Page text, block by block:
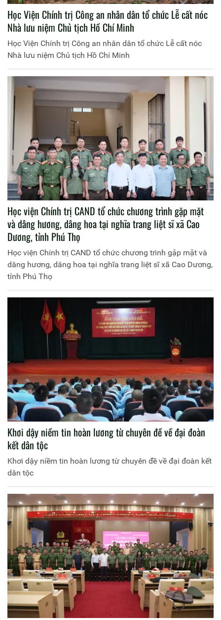
Học Viện Chính trị Công an nhân dân tổ chức Lễ cất nóc
Nhà lưu niệm Chủ tịch Hồ Chí Minh
Học Viện Chính trị Công an nhân dân tổ chức Lễ cất nóc
Nhà lưu niệm Chủ tịch Hồ Chí Minh
Học viện Chính trị CAND tổ chức chương trình gặp mặt
và dâng hương, dâng hoa tại nghĩa trang liệt sĩ xã Cao
Dương, tỉnh Phú Thọ
Học viện Chính trị CAND tổ chức chương trình gặp mặt và
dâng hương, dâng hoa tại nghĩa trang liệt sĩ xã Cao Dương,
tỉnh Phú Thọ
Khơi dậy niềm tin hoàn lương từ chuyên đề về đại đoàn
kết dân tộc
Khơi dậy niềm tin hoàn lương từ chuyên đề về đại đoàn kết
dân tộc